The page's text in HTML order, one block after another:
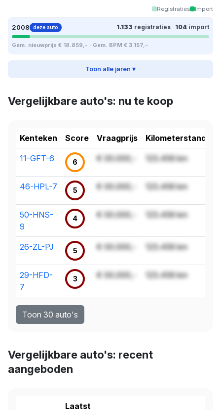
Registraties Import
2008 deze auto 1.133 registraties · 104 import
Gem. nieuwprijs € 18.859,- · Gem. BPM € 3.157,-
Toon alle jaren ▾
Vergelijkbare auto's: nu te koop
Kenteken Score Vraagprijs Kilometerstand
11-GFT-6 6 € 00.000,- 123.456 km
46-HPL-7 5 € 00.000,- 123.456 km
50-HNS-
9
4 € 00.000,- 123.456 km
26-ZL-PJ 5 € 00.000,- 123.456 km
29-HFD-
7
3 € 00.000,- 123.456 km
Toon 30 auto's
Vergelijkbare auto's: recent
aangeboden
Laatst